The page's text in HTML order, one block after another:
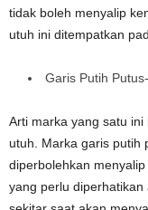
tidak boleh menyalip
utuh ini ditempatkan
Garis Putih
Arti marka yang satu
utuh. Marka garis putih
diperbolehkan
yang perlu